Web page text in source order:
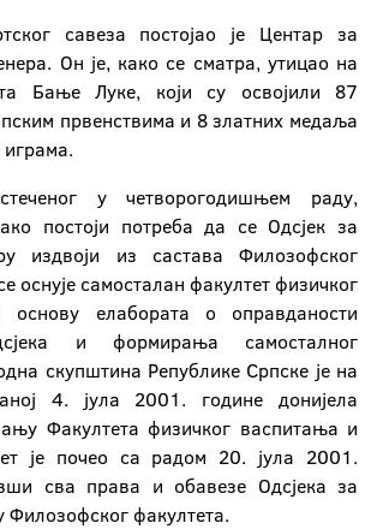
савеза постојао је Центар за
Он је, како се сматра, утицао на
Бање Луке, који су освојили 87
првенствима и 8 златних медаља
у четворогодишњем раду,
постоји потреба да се Одсјек за
издвоји из састава Филозофског
оснује самосталан факултет физичког
елабората о оправданости
и формирања самосталног
скупштина Републике Српске је на
4. јула 2001. године донијела
Факултета физичког васпитања и
је почео са радом 20. јула 2001.
сва права и обавезе Одсјека за
Филозофског факултета.